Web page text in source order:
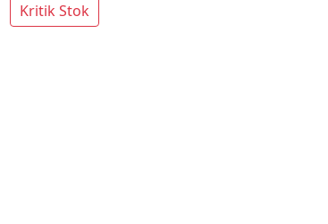
Kritik Stok